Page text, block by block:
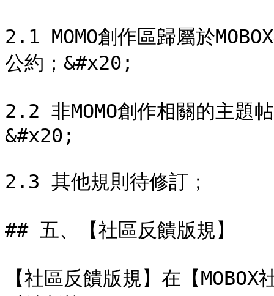
2.1 MOMO創作區歸屬於
公約；&#x20;
2.2 非MOMO創作相關的主題
&#x20;
2.3 其他規則待修訂；
## 五、【社區反饋版規】
【社區反饋版規】在【